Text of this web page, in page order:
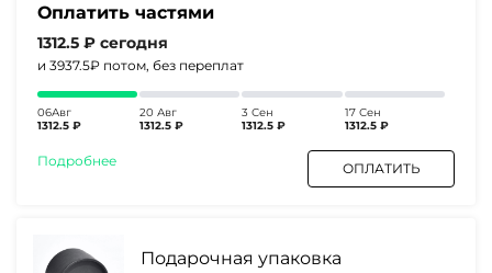
Оплатить частями
1312.5 ₽ сегодня
и 3937.5₽ потом, без переплат
06Авг
1312.5 ₽
20 Авг
1312.5 ₽
3 Сен
1312.5 ₽
17 Сен
1312.5 ₽
Подробнее ОПЛАТИТЬ
Подарочная упаковка